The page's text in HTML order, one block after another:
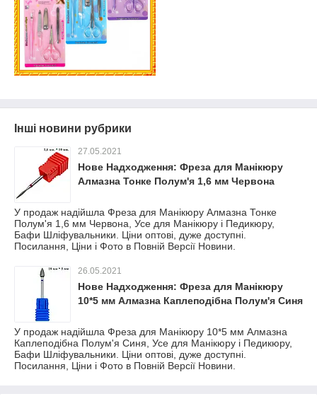
Інші новини рубрики
27.05.2021
Нове Надходження: Фреза для Манікюру
Алмазна Тонке Полум'я 1,6 мм Червона
У продаж надійшла Фреза для Манікюру Алмазна Тонке
Полум'я 1,6 мм Червона, Усе для Манікюру і Педикюру,
Бафи Шліфувальники. Ціни оптові, дуже доступні.
Посилання, Ціни і Фото в Повній Версії Новини.
26.05.2021
Нове Надходження: Фреза для Манікюру
10*5 мм Алмазна Каплеподібна Полум'я Синя
У продаж надійшла Фреза для Манікюру 10*5 мм Алмазна
Каплеподібна Полум'я Синя, Усе для Манікюру і Педикюру,
Бафи Шліфувальники. Ціни оптові, дуже доступні.
Посилання, Ціни і Фото в Повній Версії Новини.